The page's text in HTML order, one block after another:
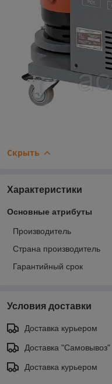
Скрыть
Характеристики
Основные атрибуты
Производитель
Страна производитель
Гарантийный срок
Условия доставки
Доставка курьером
Доставка "Самовывоз"
Доставка курьером